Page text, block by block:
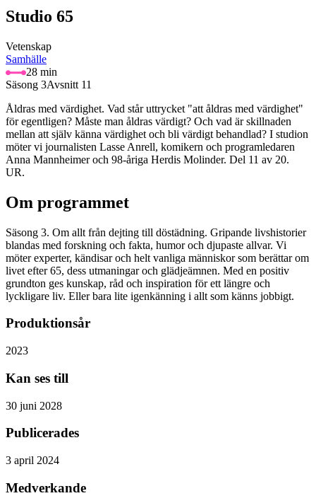
Studio 65
Vetenskap
Samhälle
28 min
Säsong 3Avsnitt 11
Åldras med värdighet. Vad står uttrycket "att åldras med värdighet"
för egentligen? Måste man åldras värdigt? Och vad är skillnaden
mellan att själv känna värdighet och bli värdigt behandlad? I studion
möter vi journalisten Lasse Anrell, komikern och programledaren
Anna Mannheimer och 98-åriga Herdis Molinder. Del 11 av 20.
UR.
Om programmet
Säsong 3. Om allt från dejting till döstädning. Gripande livshistorier
blandas med forskning och fakta, humor och djupaste allvar. Vi
möter experter, kändisar och helt vanliga människor som berättar om
livet efter 65, dess utmaningar och glädjeämnen. Med en positiv
grundton ges kunskap, råd och inspiration för ett längre och
lyckligare liv. Eller bara lite igenkänning i allt som känns jobbigt.
Produktionsår
2023
Kan ses till
30 juni 2028
Publicerades
3 april 2024
Medverkande